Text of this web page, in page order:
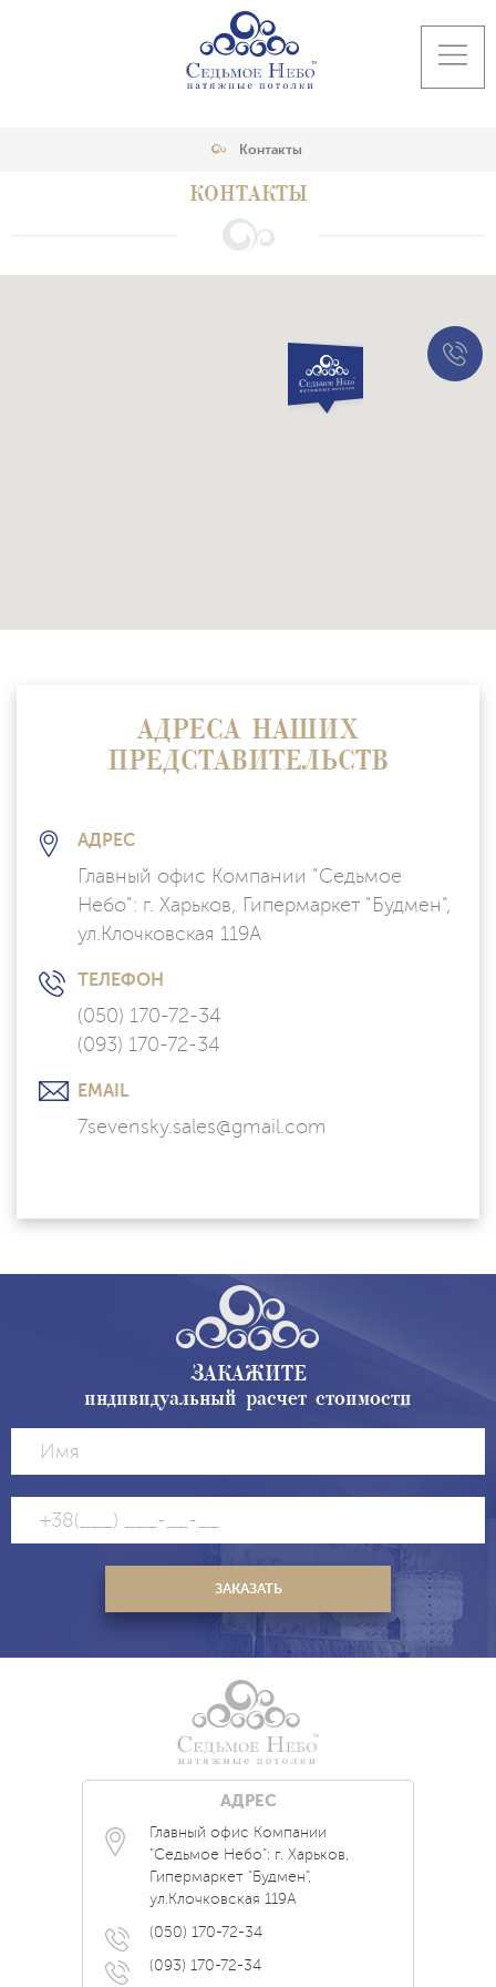
Контакты
КОНТАКТЫ
АДРЕСА НАШИХ
ПРЕДСТАВИТЕЛЬСТВ
АДРЕС
Главный офис Компании "Седьмое
Небо": г. Харьков, Гипермаркет "Будмен",
ул.Клочковская 119А
ТЕЛЕФОН
(050) 170-72-34
(093) 170-72-34
EMAIL
7sevensky.sales@gmail.com
ЗАКАЖИТЕ
индивидуальный расчет стоимости
АДРЕС
Главный офис Компании
"Седьмое Небо": г. Харьков,
Гипермаркет "Будмен",
ул.Клочковская 119А
(050) 170-72-34
(093) 170-72-34
Каталог
Услуги
Блог
Новости
Акции